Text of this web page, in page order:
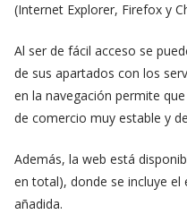
(Internet Explorer, Firefox y
Al ser de fácil acceso se
de sus apartados con los
en la navegación permite
de comercio muy estable y
Además, la web está
en total), donde se incluye el
añadida.